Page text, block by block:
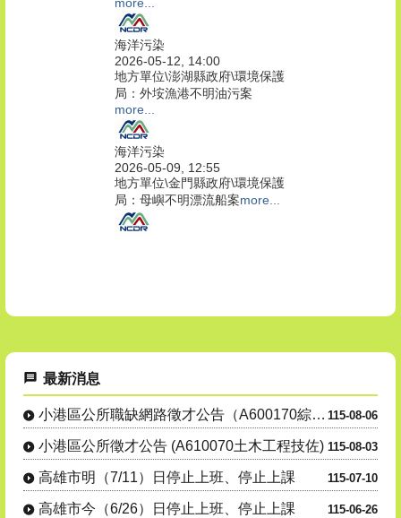
海洋污染
2026-05-12, 14:00
地方單位\澎湖縣政府\環境保護
局：外垵漁港不明油污案
more...
海洋污染
2026-05-09, 12:55
地方單位\金門縣政府\環境保護
局：母嶼不明漂流船案more...
最新消息
115-08-06
小港區公所職缺網路徵才公告（A600170綜合行政職系里幹事....
115-08-03
小港區公所徵才公告 (A610070土木工程技佐)
115-07-10
高雄市明（7/11）日停止上班、停止上課
115-06-26
高雄市今（6/26）日停止上班、停止上課